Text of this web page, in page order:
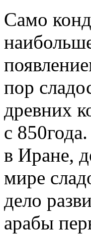
Само
пор
древних
с
в Иране,
мире
дело
арабы